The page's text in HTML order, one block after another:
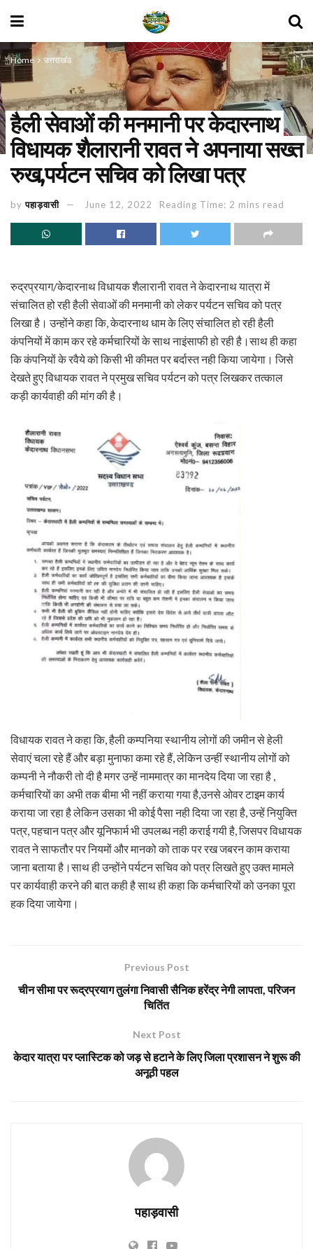
Home उत्तराखंड
हैली सेवाओं की मनमानी पर केदारनाथ
विधायक शैलारानी रावत ने अपनाया सख्त
रुख,पर्यटन सचिव को लिखा पत्र
by पहाड़वासी June 12, 2022 Reading Time: 2 mins read
रुद्रप्रयाग/केदारनाथ विधायक शैलारानी रावत ने केदारनाथ यात्रा में
संचालित हो रही हैली सेवाओं की मनमानी को लेकर पर्यटन सचिव को पत्र
लिखा है। उन्होंने कहा कि, केदारनाथ धाम के लिए संचालित हो रही हैली
कंपनियों में काम कर रहे कर्मचारियों के साथ नाइंसाफी हो रही है।साथ ही कहा
कि कंपनियों के रवैये को किसी भी कीमत पर बर्दास्त नही किया जायेगा। जिसे
देखते हुए विधायक रावत ने प्रमुख सचिव पर्यटन को पत्र लिखकर तत्काल
कड़ी कार्यवाही की मांग की है।
विधायक रावत ने कहा कि, हैली कम्पनिया स्थानीय लोगों की जमीन से हेली
सेवाएं चला रहे हैं और बड़ा मुनाफा कमा रहे हैं, लेकिन उन्हीं स्थानीय लोगों को
कम्पनी ने नौकरी तो दी है मगर उन्हें नाममात्र का मानदेय दिया जा रहा है ,
कर्मचारियों का अभी तक बीमा भी नहीं कराया गया है,उनसे ओवर टाइम कार्य
कराया जा रहा है लेकिन उसका भी कोई पैसा नही दिया जा रहा है, उन्हें नियुक्ति
पत्र, पहचान पत्र और यूनिफार्म भी उपलब्ध नही कराई गयी है, जिसपर विधायक
रावत ने साफतौर पर नियमों और मानको को ताक पर रख जबरन काम कराया
जाना बताया है।साथ ही उन्होंने पर्यटन सचिव को पत्र लिखते हुए उक्त मामले
पर कार्यवाही करने की बात कही है साथ ही कहा कि कर्मचारियों को उनका पूरा
हक दिया जायेगा।
Previous Post
चीन सीमा पर रूद्रप्रयाग तुलंगा निवासी सैनिक हरेंद्र नेगी लापता, परिजन
चितिंत
Next Post
केदार यात्रा पर प्लास्टिक को जड़ से हटाने के लिए जिला प्रशासन ने शुरू की
अनूठी पहल
पहाड़वासी